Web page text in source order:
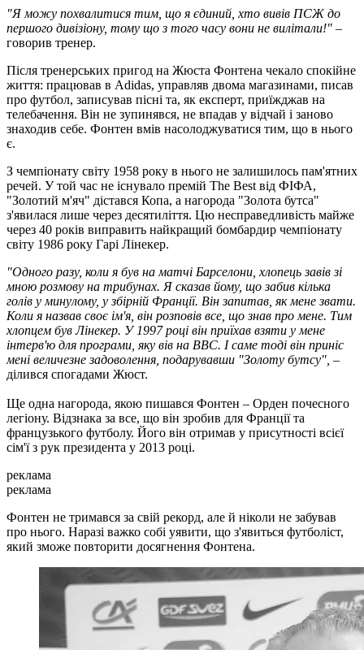
"Я можу похвалитися тим, що я єдиний, хто вивів ПСЖ до
першого дивізіону, тому що з того часу вони не вилітали!" –
говорив тренер.
Після тренерських пригод на Жюста Фонтена чекало спокійне
життя: працював в Аdidas, управляв двома магазинами, писав
про футбол, записував пісні та, як експерт, приїжджав на
телебачення. Він не зупинявся, не впадав у відчай і заново
знаходив себе. Фонтен вмів насолоджуватися тим, що в нього
є.
З чемпіонату світу 1958 року в нього не залишилось пам'ятних
речей. У той час не існувало премій The Best від ФІФА,
"Золотий м'яч" дістався Копа, а нагорода "Золота бутса"
з'явилася лише через десятиліття. Цю несправедливість майже
через 40 років виправить найкращий бомбардир чемпіонату
світу 1986 року Гарі Лінекер.
"Одного разу, коли я був на матчі Барселони, хлопець завів зі
мною розмову на трибунах. Я сказав йому, що забив кілька
голів у минулому, у збірній Франції. Він запитав, як мене звати.
Коли я назвав своє ім'я, він розповів все, що знав про мене. Тим
хлопцем був Лінекер. У 1997 році він приїхав взяти у мене
інтерв'ю для програми, яку вів на BBC. І саме тоді він приніс
мені величезне задоволення, подарувавши "Золоту бутсу", –
ділився спогадами Жюст.
Ще одна нагорода, якою пишався Фонтен – Орден почесного
легіону. Відзнака за все, що він зробив для Франції та
французького футболу. Його він отримав у присутності всієї
сім'ї з рук президента у 2013 році.
реклама
реклама
Фонтен не тримався за свій рекорд, але й ніколи не забував
про нього. Наразі важко собі уявити, що з'явиться футболіст,
який зможе повторити досягнення Фонтена.